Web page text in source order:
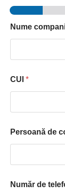
Nume
CUI *
Persoană de
Număr de